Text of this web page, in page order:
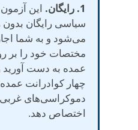
1. رایگان.
این
سیاسی رایگان بدون
می‌شود و به شما
مختصات خود را بر
عمده به دست آورید
چهار کوادرانت عمده
دموکراسی‌های
اختصاص دهد.